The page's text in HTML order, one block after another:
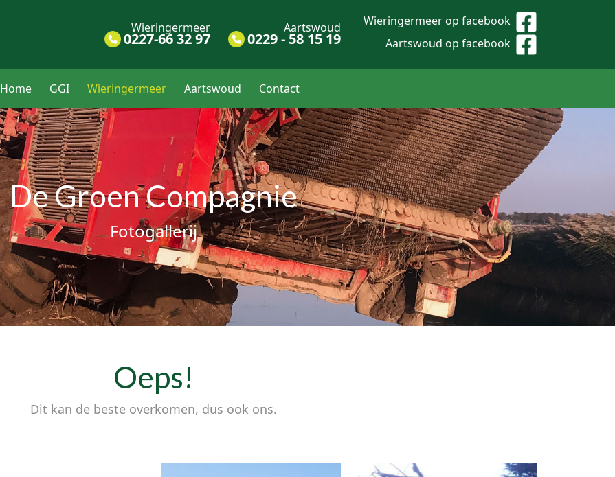
Wieringermeer
0227-66 32 97
Aartswoud
0229 - 58 15 19
Wieringermeer op facebook
Aartswoud op facebook
Home GGI Wieringermeer Aartswoud Contact
De Groen Compagnie
Fotogallerij
Oeps!
Dit kan de beste overkomen, dus ook ons.